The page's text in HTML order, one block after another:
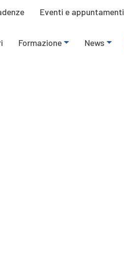
Eventi e appuntamenti
Formazione News